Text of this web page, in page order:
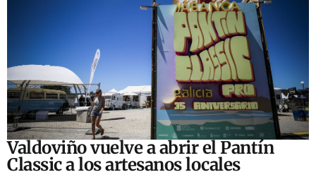
Valdoviño vuelve a abrir el Pantín
Classic a los artesanos locales